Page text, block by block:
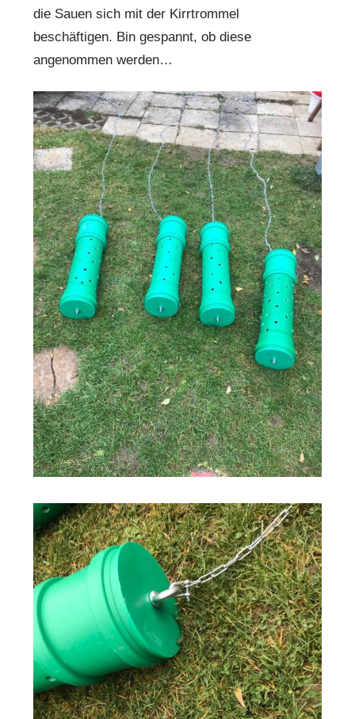
die Sauen sich mit der Kirrtrommel
beschäftigen. Bin gespannt, ob diese
angenommen werden…